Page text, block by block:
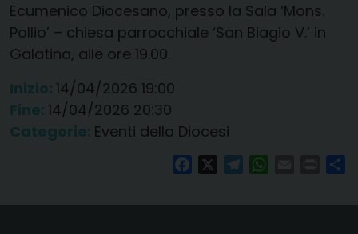
Ecumenico Diocesano, presso la Sala ‘Mons.
Pollio’ – chiesa parrocchiale ‘San Biagio V.’ in
Galatina, alle ore 19.00.
Inizio: 14/04/2026 19:00
Fine: 14/04/2026 20:30
Categorie: Eventi della Diocesi
FacebookTelegramWhatsAppPrint